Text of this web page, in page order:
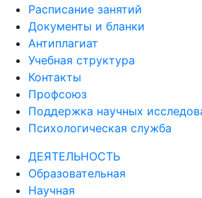
Расписание занятий
Документы и бланки
Антиплагиат
Учебная структура
Контакты
Профсоюз
Поддержка научных
Психологическая служба
ДЕЯТЕЛЬНОСТЬ
Образовательная
Научная